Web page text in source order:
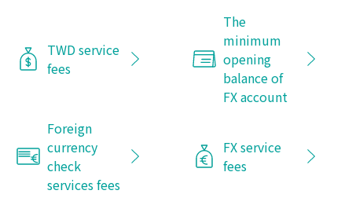
TWD service
fees
The
minimum
opening
balance of
FX account
Foreign
currency
check
services fees
FX service
fees